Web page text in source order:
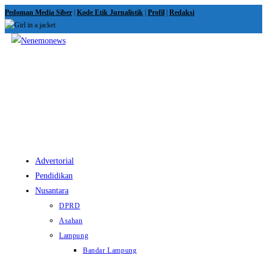
Skip
to
content
Pedoman Media Siber Kode Etik Jurnalistik Profil Redaksi
Advertorial
Pendidikan
Nusantara
DPRD
Asahan
Lampung
Bandar Lampung